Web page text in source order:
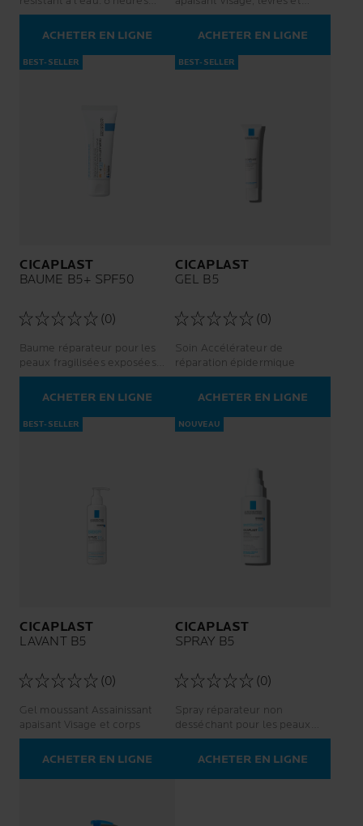
d'hydratation.
ACHETER EN LIGNE
corps
ACHETER EN LIGNE
BEST-SELLER
CICAPLAST
BAUME B5+ SPF50
(0)
Baume réparateur pour les
peaux fragilisées exposées
aux UV ou à risque de
pigmentation
ACHETER EN LIGNE
BEST-SELLER
CICAPLAST
GEL B5
(0)
Soin Accélérateur de
réparation épidermique
ACHETER EN LIGNE
BEST-SELLER
CICAPLAST
LAVANT B5
(0)
Gel moussant Assainissant
apaisant Visage et corps
ACHETER EN LIGNE
NOUVEAU
CICAPLAST
SPRAY B5
(0)
Spray réparateur non
desséchant pour les peaux
irritées ou fragilisées.
ACHETER EN LIGNE